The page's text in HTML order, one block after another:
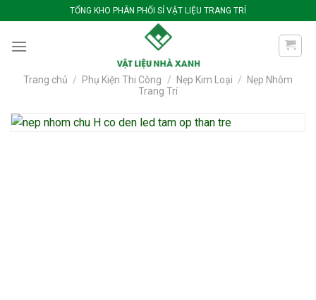
nội
TỔNG KHO PHÂN PHỐI SỈ VẬT LIỆU TRANG TRÍ
Trang chủ / Phụ Kiện Thi Công / Nẹp Kim Loại /
Nẹp Nhôm
Trang Trí